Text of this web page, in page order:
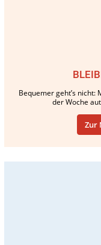
Bequemer geht’s
der Woche
Zur